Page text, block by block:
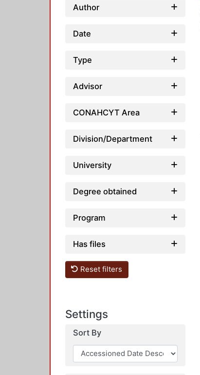
Author
Date
Type
Advisor
CONAHCYT Area
Division/Department
University
Degree obtained
Program
Has files
Reset filters
Settings
Sort By